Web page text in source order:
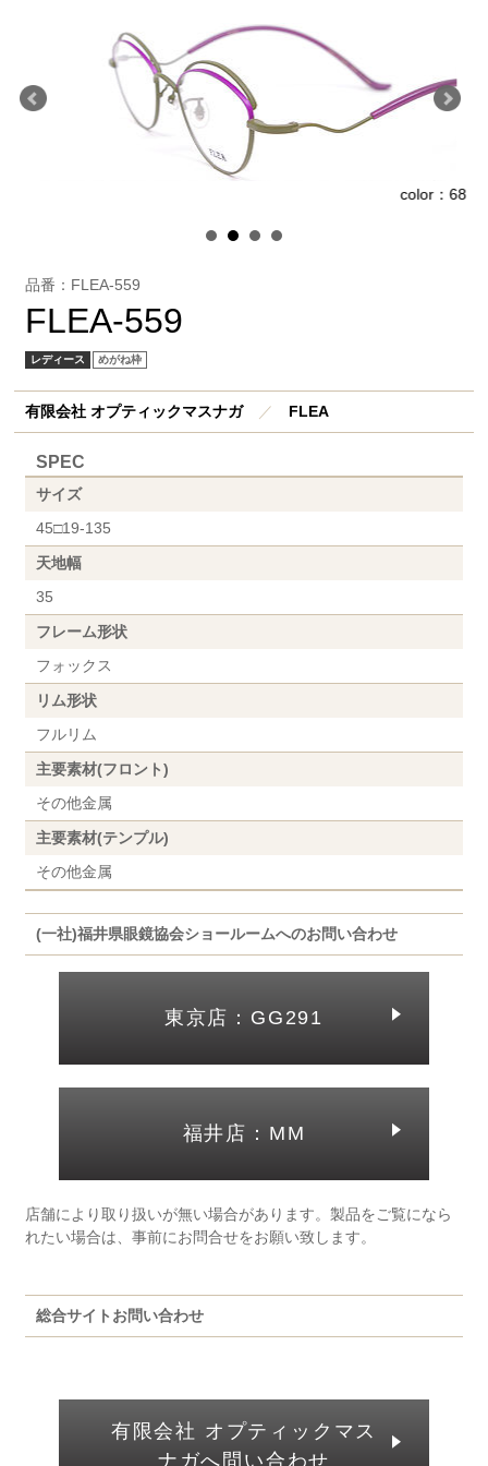
color：68
品番：FLEA-559
FLEA-559
レディース めがね枠
有限会社 オプティックマスナガ／ FLEA
SPEC
サイズ
45□19-135
天地幅
35
フレーム形状
フォックス
リム形状
フルリム
主要素材(フロント)
その他金属
主要素材(テンプル)
その他金属
(一社)福井県眼鏡協会ショールームへのお問い合わせ
東京店：GG291
福井店：MM
店舗により取り扱いが無い場合があります。製品をご覧になら
れたい場合は、事前にお問合せをお願い致します。
総合サイトお問い合わせ
有限会社 オプティックマス
ナガへ問い合わせ